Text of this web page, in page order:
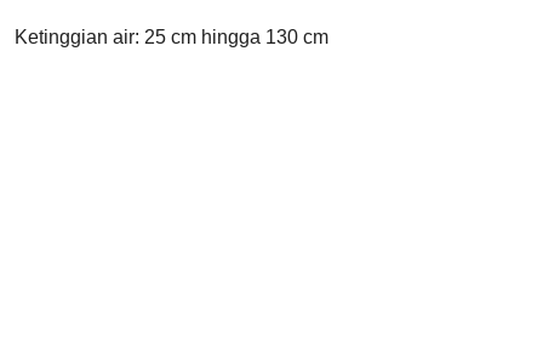
Ketinggian air: 25 cm hingga 130 cm